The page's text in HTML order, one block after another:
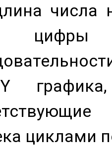
числа
цифры
циклами